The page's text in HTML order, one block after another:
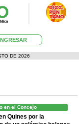
DE 2026
en el Concejo
Quines por la